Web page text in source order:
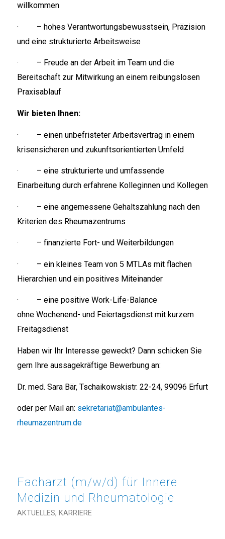
willkommen
· – hohes Verantwortungsbewusstsein, Präzision
und eine strukturierte Arbeitsweise
· – Freude an der Arbeit im Team und die
Bereitschaft zur Mitwirkung an einem reibungslosen
Praxisablauf
Wir bieten Ihnen:
· – einen unbefristeter Arbeitsvertrag in einem
krisensicheren und zukunftsorientierten Umfeld
· – eine strukturierte und umfassende
Einarbeitung durch erfahrene Kolleginnen und Kollegen
· – eine angemessene Gehaltszahlung nach den
Kriterien des Rheumazentrums
· – finanzierte Fort- und Weiterbildungen
· – ein kleines Team von 5 MTLAs mit flachen
Hierarchien und ein positives Miteinander
· – eine positive Work-Life-Balance
ohne Wochenend- und Feiertagsdienst mit kurzem
Freitagsdienst
Haben wir Ihr Interesse geweckt? Dann schicken Sie
gern Ihre aussagekräftige Bewerbung an:
Dr. med. Sara Bär, Tschaikowskistr. 22-24, 99096 Erfurt
oder per Mail an: sekretariat@ambulantes-
rheumazentrum.de
Facharzt (m/w/d) für Innere
Medizin und Rheumatologie
AKTUELLES, KARRIERE